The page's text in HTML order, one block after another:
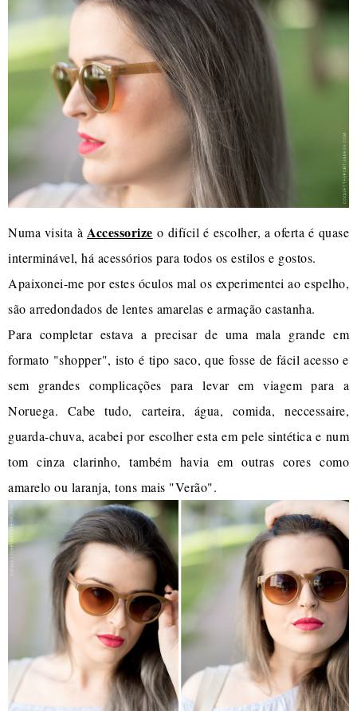
Numa visita à Accessorize o difícil é escolher, a oferta é quase
interminável, há acessórios para todos os estilos e gostos.
Apaixonei-me por estes óculos mal os experimentei ao espelho,
são arredondados de lentes amarelas e armação castanha.
Para completar estava a precisar de uma mala grande em
formato "shopper", isto é tipo saco, que fosse de fácil acesso e
sem grandes complicações para levar em viagem para a
Noruega. Cabe tudo, carteira, água, comida, neccessaire,
guarda-chuva, acabei por escolher esta em pele sintética e num
tom cinza clarinho, também havia em outras cores como
amarelo ou laranja, tons mais "Verão".